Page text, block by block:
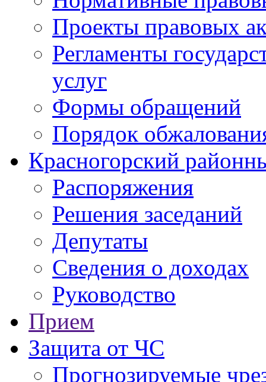
Проекты правовых
Регламенты
услуг
Формы обращений
Порядок
Красногорский
Распоряжения
Решения заседаний
Депутаты
Сведения о доходах
Руководство
Прием
Защита от ЧС
Прогнозируемые